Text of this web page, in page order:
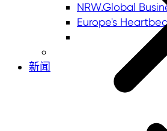
NRW.Global
Europe's
新闻